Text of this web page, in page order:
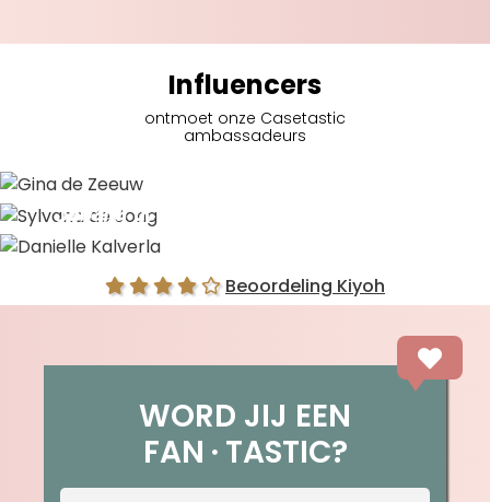
Influencers
ontmoet onze Casetastic
ambassadeurs
Sylvana de Jong
Beoordeling Kiyoh
WORD JIJ EEN
FAN TASTIC?